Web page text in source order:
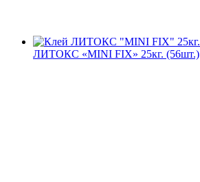
ЛИТОКС «MINI FIX» 25кг. (56шт.)